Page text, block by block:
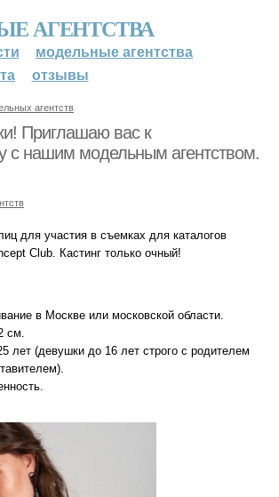
АГЕНТСТВА
модельные агентства
отзывы
агентств
Приглашаю вас к
с нашим модельным агентством.
для участия в съемках для каталогов
Club. Кастинг только очный!
в Москве или московской области.
см.
лет (девушки до 16 лет строго с родителем